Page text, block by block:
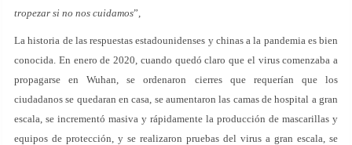
tropezar si no nos cuidamos”,
La historia de las respuestas estadounidenses y chinas a la pandemia es bien
conocida. En enero de 2020, cuando quedó claro que el virus comenzaba a
propagarse en Wuhan, se ordenaron cierres que requerían que los
ciudadanos se quedaran en casa, se aumentaron las camas de hospital a gran
escala, se incrementó masiva y rápidamente la producción de mascarillas y
equipos de protección, y se realizaron pruebas del virus a gran escala, se